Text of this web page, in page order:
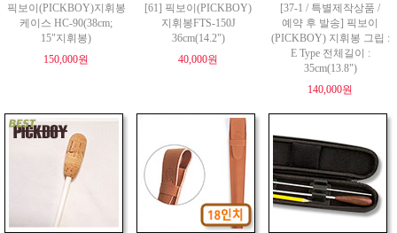
픽보이(PICKBOY)지휘봉
케이스 HC-90(38cm;
15"지휘봉)
150,000원
[61] 픽보이(PICKBOY)
지휘봉FTS-150J
36cm(14.2")
40,000원
[37-1 / 특별제작상품 /
예약 후 발송] 픽보이
(PICKBOY) 지휘봉 그립 :
E Type 전체길이 :
35cm(13.8")
140,000원